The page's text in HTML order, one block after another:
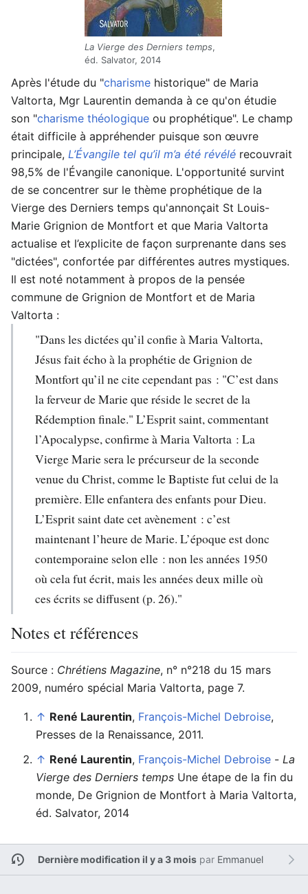
La Vierge des Derniers temps,
éd. Salvator, 2014
Après l'étude du "charisme historique" de Maria
Valtorta, Mgr Laurentin demanda à ce qu'on étudie
son "charisme théologique ou prophétique". Le champ
était difficile à appréhender puisque son œuvre
principale, L’Évangile tel qu’il m’a été révélé recouvrait
98,5% de l'Évangile canonique. L'opportunité survint
de se concentrer sur le thème prophétique de la
Vierge des Derniers temps qu'annonçait St Louis-
Marie Grignion de Montfort et que Maria Valtorta
actualise et l’explicite de façon surprenante dans ses
"dictées", confortée par différentes autres mystiques.
Il est noté notamment à propos de la pensée
commune de Grignion de Montfort et de Maria
Valtorta :
"Dans les dictées qu’il confie à Maria Valtorta,
Jésus fait écho à la prophétie de Grignion de
Montfort qu’il ne cite cependant pas : "C’est dans
la ferveur de Marie que réside le secret de la
Rédemption finale." L’Esprit saint, commentant
l’Apocalypse, confirme à Maria Valtorta : La
Vierge Marie sera le précurseur de la seconde
venue du Christ, comme le Baptiste fut celui de la
première. Elle enfantera des enfants pour Dieu.
L’Esprit saint date cet avènement : c’est
maintenant l’heure de Marie. L’époque est donc
contemporaine selon elle : non les années 1950
où cela fut écrit, mais les années deux mille où
ces écrits se diffusent (p. 26)."
Notes et références
Source : Chrétiens Magazine, n° n°218 du 15 mars
2009, numéro spécial Maria Valtorta, page 7.
↑ René Laurentin, François-Michel Debroise,
Presses de la Renaissance, 2011.
↑ René Laurentin, François-Michel Debroise - La
Vierge des Derniers temps Une étape de la fin du
monde, De Grignion de Montfort à Maria Valtorta,
éd. Salvator, 2014
Dernière modification il y a 3 moispar Emmanuel